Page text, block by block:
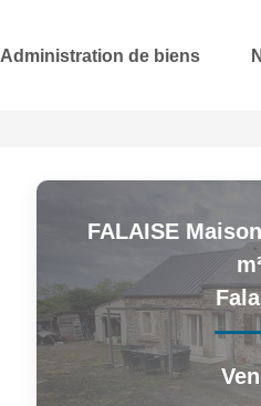
Administration de biens
FALAISE